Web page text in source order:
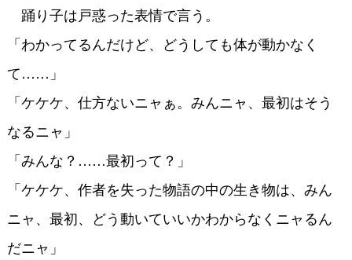
踊り子は戸惑った表情で言う。
「わかってるんだけど、どうしても体が動かなく
て……」
「ケケケ、仕方ないニャぁ。みんニャ、最初はそう
なるニャ」
「みんな？……最初って？」
「ケケケ、作者を失った物語の中の生き物は、みん
ニャ、最初、どう動いていいかわからなくニャるん
だニャ」